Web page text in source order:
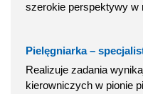
szerokie perspektywy w
Pielęgniarka –
Realizuje zadania
kierowniczych w pionie